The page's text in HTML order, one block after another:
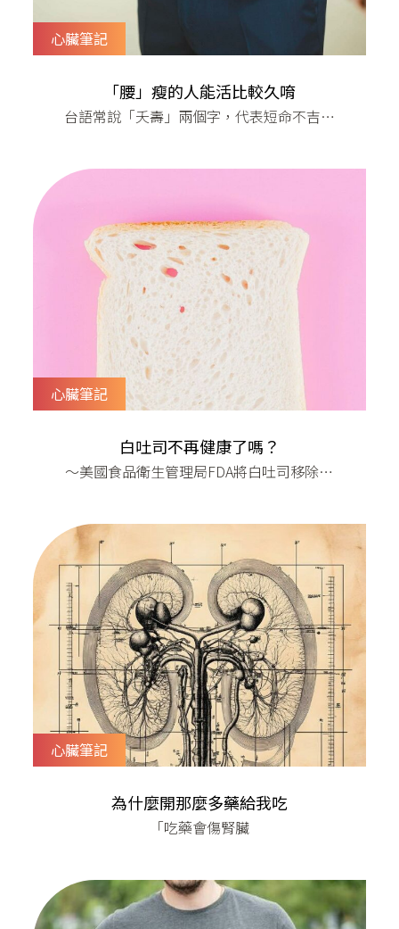
心臟筆記
「腰」瘦的人能活比較久唷
​台語常說「夭壽」兩個字，代表短命不吉利
較瘦的人，似乎比較健康，反而可以活得比
的資料顯示，腰圍的尺寸與年紀有負相關，
也就是腰越粗的人，壽命會越短，而且這個
研究結果早在2014年就發表了。​近來醫師也
不斷呼籲把腰圍加入健
心臟筆記
白吐司不再健康了嗎？
​～美國食品衛生管理局FDA將白吐司移除健
心臟筆記
為什麼開那麼多藥給我吃
「吃藥會傷腎臟